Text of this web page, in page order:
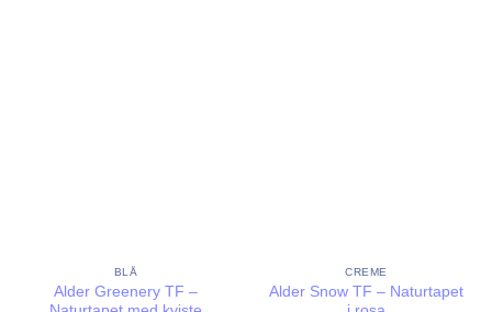
BLÅ
Alder Greenery TF –
CREME
Alder Snow TF – Naturtapet